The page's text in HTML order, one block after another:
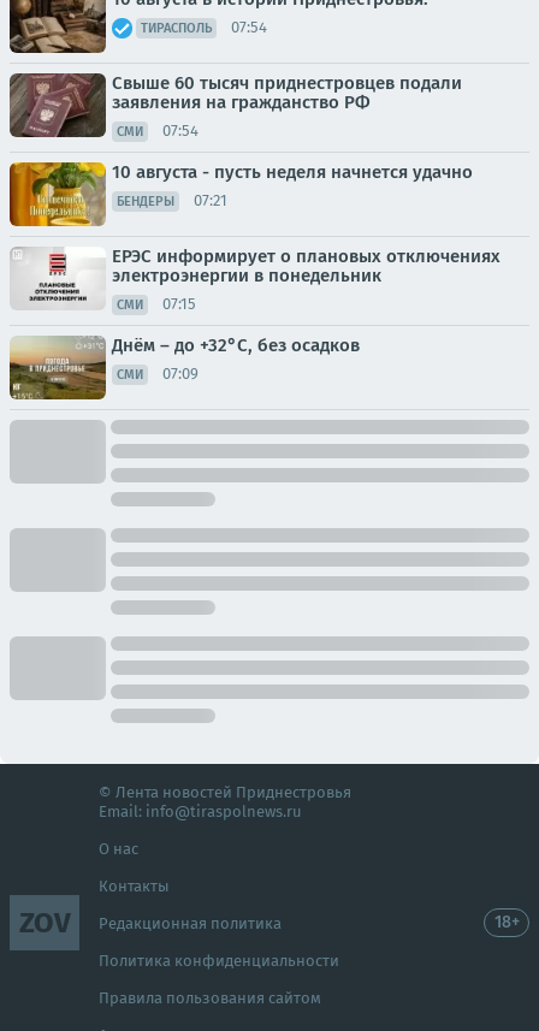
ТИРАСПОЛЬ 07:54
Свыше 60 тысяч приднестровцев подали
заявления на гражданство РФ
СМИ 07:54
10 августа - пусть неделя начнется удачно
БЕНДЕРЫ 07:21
ЕРЭС информирует о плановых отключениях
электроэнергии в понедельник
СМИ 07:15
Днём – до +32°С, без осадков
СМИ 07:09
ZOV
© Лента новостей Приднестровья
Email: info@tiraspolnews.ru
О нас
Контакты
Редакционная политика
Политика конфиденциальности
Правила пользования сайтом
18+